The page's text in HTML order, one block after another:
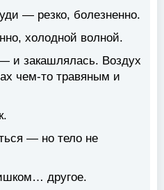
— резко, болезненно.
холодной волной.
и закашлялась. Воздух
чем-то травяным и
— но тело не
другое.